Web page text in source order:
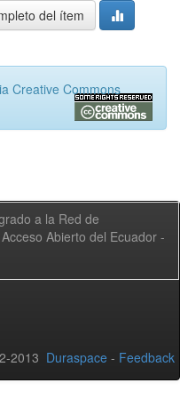
del ítem
Creative Commons
a la Red de
Abierto del Ecuador -
2013 Duraspace - Feedback